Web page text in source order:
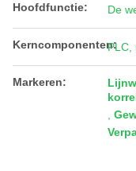
Hoofdfunctie: De
Kerncomponenten:PLC,
Markeren: